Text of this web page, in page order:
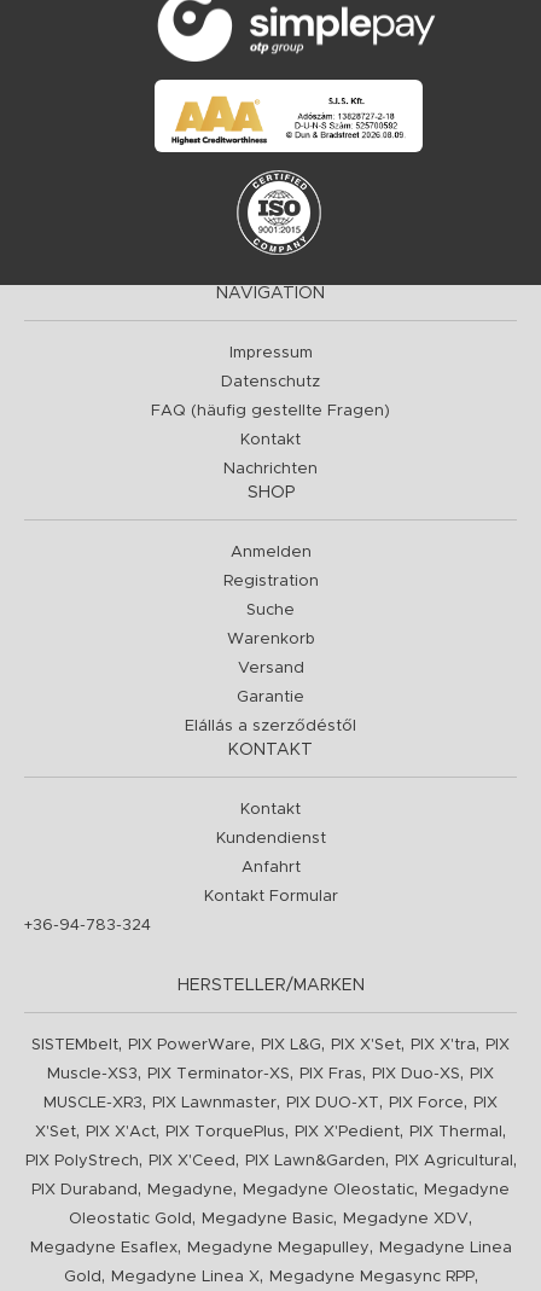
NAVIGATION
Impressum
Datenschutz
FAQ (häufig gestellte Fragen)
Kontakt
Nachrichten
SHOP
Anmelden
Registration
Suche
Warenkorb
Versand
Garantie
Elállás a szerződéstől
KONTAKT
Kontakt
Kundendienst
Anfahrt
Kontakt Formular
+36-94-783-324
HERSTELLER/MARKEN
SISTEMbelt, PIX PowerWare, PIX L&G, PIX X'Set, PIX X'tra,
PIX
Muscle-XS3, PIX Terminator-XS, PIX Fras, PIX Duo-XS,
PIX
MUSCLE-XR3, PIX Lawnmaster, PIX DUO-XT, PIX Force,
PIX
X'Set, PIX X'Act, PIX TorquePlus, PIX X'Pedient, PIX Thermal ,
PIX PolyStrech, PIX X'Ceed , PIX Lawn&Garden, PIX Agricultural ,
PIX Duraband , Megadyne, Megadyne Oleostatic,
Megadyne
Oleostatic Gold , Megadyne Basic, Megadyne XDV,
Megadyne Esaflex, Megadyne Megapulley,
Megadyne Linea
Gold , Megadyne Linea X, Megadyne Megasync RPP,